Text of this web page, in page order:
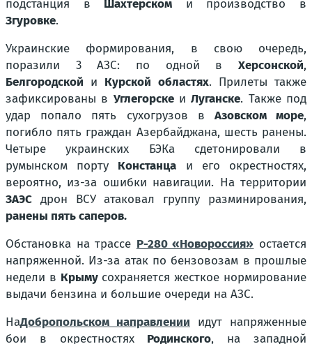
подстанция в Шахтерском и производство в
Згуровке.
Украинские формирования, в свою очередь,
поразили 3 АЗС: по одной в Херсонской,
Белгородской и Курской областях. Прилеты также
зафиксированы в УглегорскеиЛуганске. Также под
удар попало пять сухогрузов в Азовском море,
погибло пять граждан Азербайджана, шесть ранены.
Четыре украинских БЭКа сдетонировали в
румынском порту Констанца и его окрестностях,
вероятно, из-за ошибки навигации. На территории
ЗАЭС дрон ВСУ атаковал группу разминирования,
ранены пять саперов.
Обстановка на трассе Р-280 «Новороссия» остается
напряженной. Из-за атак по бензовозам в прошлые
недели в Крымусохраняется жесткое нормирование
выдачи бензина и большие очереди на АЗС.
НаДобропольском направлении идут напряженные
бои в окрестностях Родинского, на западной